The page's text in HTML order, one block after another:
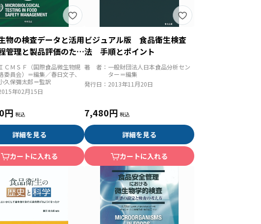
物の検査データと活用
理と製品評価のため
ＩＣＭＳＦ（国際食品微生物規
委員会）＝編集／春日文子、
久保彌太郎＝監訳
年02月15日
円
詳細を見る
カートに入れる
ビジュアル版 食品衛生検査
法 手順とポイント
著 者： 一般財団法人日本食品分析セン
ター＝編集
発行日： 2013年11月20日
7,480円
詳細を見る
カートに入れる